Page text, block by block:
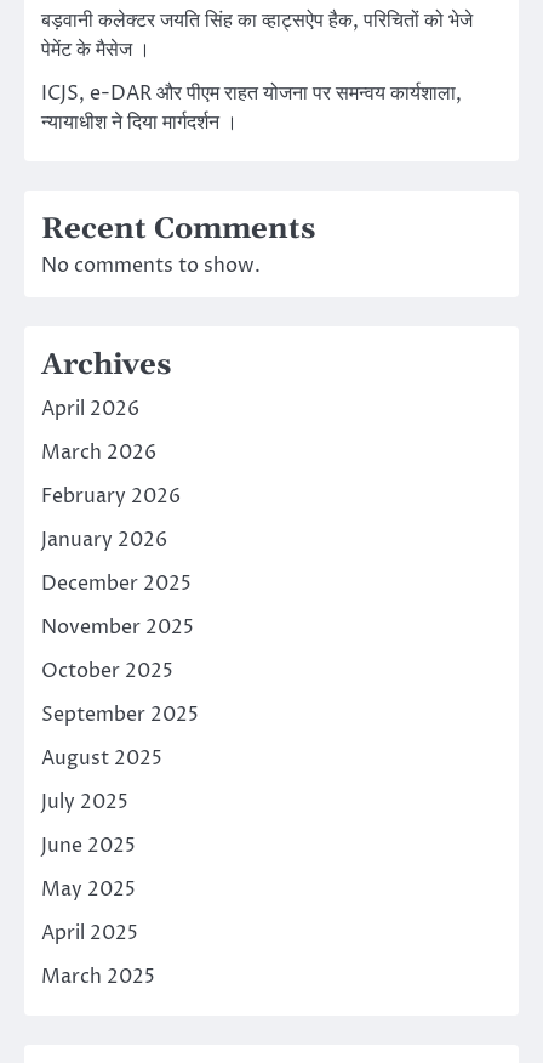
बड़वानी कलेक्टर जयति सिंह का व्हाट्सऐप हैक, परिचितों को भेजे
पेमेंट के मैसेज ।
ICJS, e-DAR और पीएम राहत योजना पर समन्वय कार्यशाला,
न्यायाधीश ने दिया मार्गदर्शन ।
Recent Comments
No comments to show.
Archives
April 2026
March 2026
February 2026
January 2026
December 2025
November 2025
October 2025
September 2025
August 2025
July 2025
June 2025
May 2025
April 2025
March 2025